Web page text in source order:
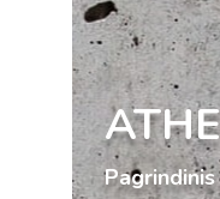
Pagrindinis